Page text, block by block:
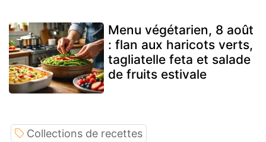
Menu végétarien, 8 août
: flan aux haricots verts,
tagliatelle feta et salade
de fruits estivale
Collections de recettes